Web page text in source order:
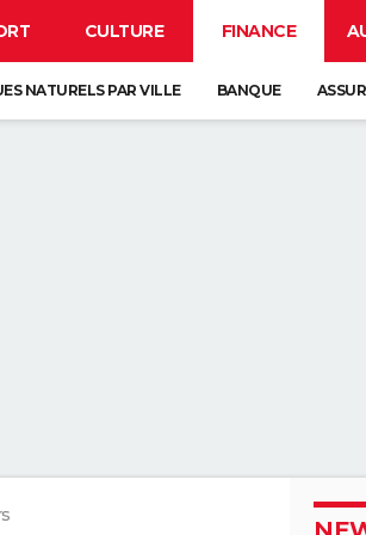
CULTURE FINANCE
NATURELS PAR VILLE BANQUE